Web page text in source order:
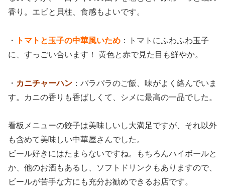
香り。エビと貝柱、食感もよいです。
・ トマトと玉子の中華風いため ：トマトにふわふわ玉子
に、すっごい合います！ 黄色と赤で見た目も鮮やか。
・ カニチャーハン ：パラパラのご飯、味がよく絡んでいま
す。カニの香りも香ばしくて、シメに最高の一品でした。
看板メニューの餃子は美味しいし大満足ですが、それ以外
も含めて美味しい中華屋さんでした。
ビール好きにはたまらないですね。もちろんハイボールと
か、他のお酒もあるし、ソフトドリンクもありますので、
ビールが苦手な方にも充分お勧めできるお店です。